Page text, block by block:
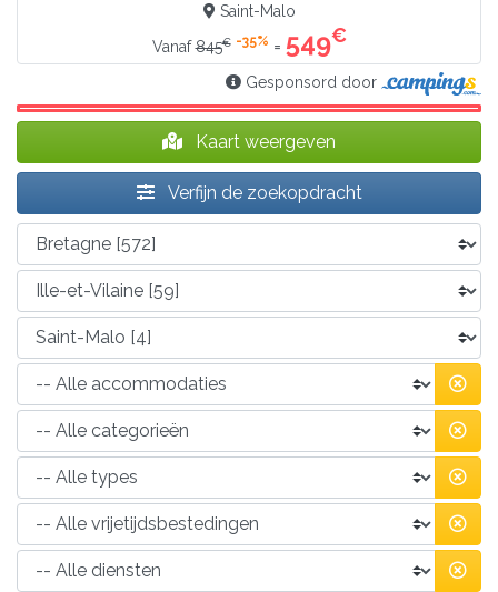
Saint-Malo
Vanaf845€ -35% = 549€
Gesponsord door
Kaart weergeven
Verfijn de zoekopdracht